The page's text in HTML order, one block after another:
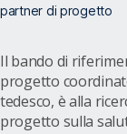
partner di progetto
Il bando di
progetto
tedesco, è alla
progetto sulla